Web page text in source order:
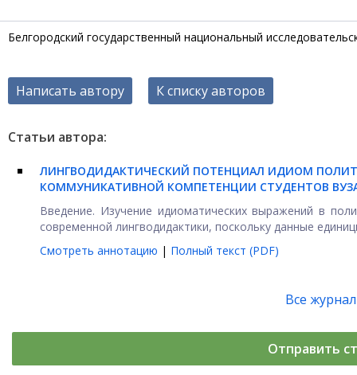
Белгородский государственный национальный
Написать автору К списку авторов
Статьи автора:
ЛИНГВОДИДАКТИЧЕСКИЙ ПОТЕНЦИАЛ ИДИОМ
КОММУНИКАТИВНОЙ КОМПЕТЕНЦИИ СТУДЕНТОВ
Введение. Изучение идиоматических выражений в
современной лингводидактики, поскольку данные
Смотреть аннотацию | Полный текст (PDF)
Все
Отправить